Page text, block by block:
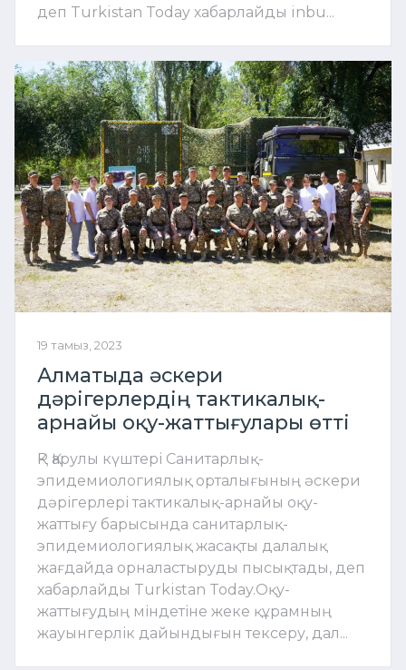
деп Turkistan Today хабарлайды inbu...
19 тамыз, 2023
Алматыда әскери
дәрігерлердің тактикалық-
арнайы оқу-жаттығулары өтті
ҚР Қарулы күштері Санитарлық-
эпидемиологиялық орталығының әскери
дәрігерлері тактикалық-арнайы оқу-
жаттығу барысында санитарлық-
эпидемиологиялық жасақты далалық
жағдайда орналастыруды пысықтады, деп
хабарлайды Turkistan Today.Оқу-
жаттығудың міндетіне жеке құрамның
жауынгерлік дайындығын тексеру, дал...